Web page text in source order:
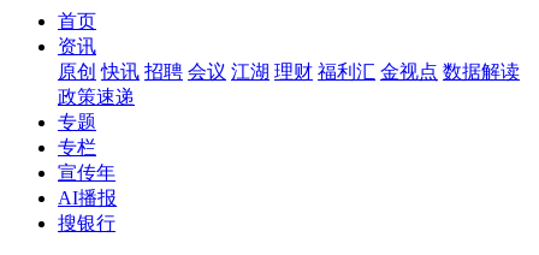
首页
资讯
原创 快讯 招聘 会议 江湖 理财 福利汇 金视点 数据解读
政策速递
专题
专栏
宣传年
AI播报
搜银行